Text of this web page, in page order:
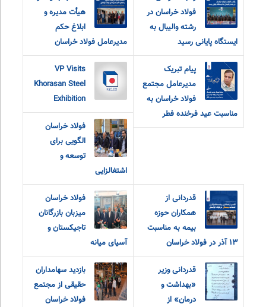
فولاد خراسان در
رشته والیبال به
ایستگاه پایانی رسید
هیأت مدیره و
ابلاغ حکم
مدیرعامل فولاد خراسان
پیام تبریک
مدیرعامل مجتمع
فولاد خراسان به
مناسبت عید فرخنده فطر
VP Visits
Khorasan Steel
Exhibition
فولاد خراسان
الگویی برای
توسعه و
اشتغالزایی
قدردانی از
همکاران حوزه
بیمه به مناسبت
۱۳ آذر در فولاد خراسان
فولاد خراسان
میزبان بازرگانان
تاجیکستان و
آسیای میانه
قدردانی وزیر
«بهداشت و
درمان» از
بازدید سهامداران
حقیقی از مجتمع
فولاد خراسان